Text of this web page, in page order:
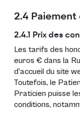
2.4
2.4.1 Prix des
Les tarifs des
euros € dans la
d’accueil du site
Toutefois, le
Praticien puisse
conditions,